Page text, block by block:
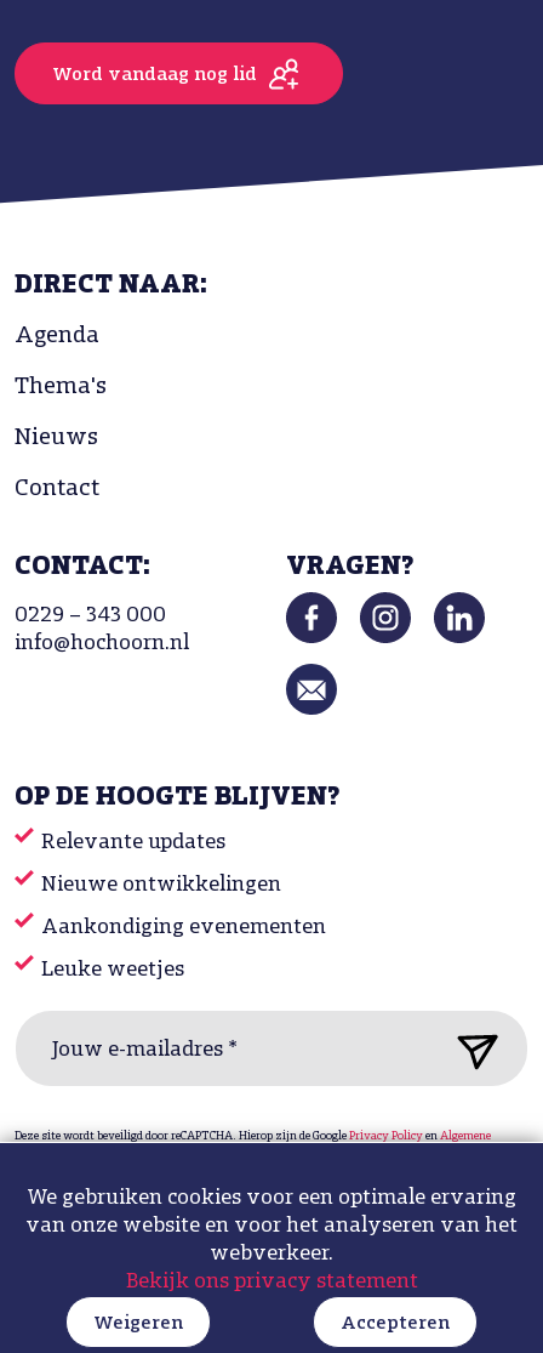
We gebruiken cookies voor een optimale ervaring
van onze website en voor het analyseren van het
webverkeer.
Bekijk ons privacy statement
Accepteren
Weigeren
Word vandaag nog lid
DIRECT NAAR:
Agenda
Thema's
Nieuws
Contact
CONTACT:
0229 – 343 000
info@hochoorn.nl
VRAGEN?
OP DE HOOGTE BLIJVEN?
Relevante updates
Nieuwe ontwikkelingen
Aankondiging evenementen
Leuke weetjes
Jouw e-mailadres *
Deze site wordt beveiligd door reCAPTCHA. Hierop zijn de GooglePrivacy PolicyenAlgemene
Privacy statement & cookies Sitemap
Fotografie: Hélène de Bruijn